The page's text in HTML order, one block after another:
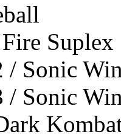
Suplex
/ Sonic
/ Sonic